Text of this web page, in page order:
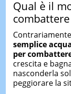
Qual è il
semplice
per
crescita e
nasconderla
peggiorare la